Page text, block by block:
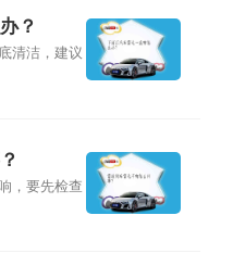
？
清洁，建议
，要先检查